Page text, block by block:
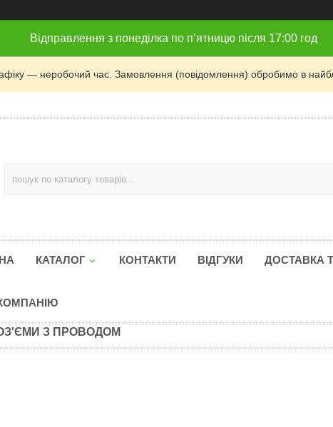
Відправлення з понеділка по п’ятницю після 17:00 год
— неробочий час. Замовлення (повідомлення) обробимо в
КАТАЛОГ КОНТАКТИ ВІДГУКИ ДОСТАВКА
З ПРОВОДОМ